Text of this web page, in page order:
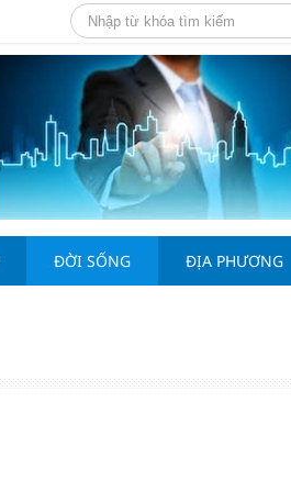
ĐỜI SỐNG ĐỊA PHƯƠNG